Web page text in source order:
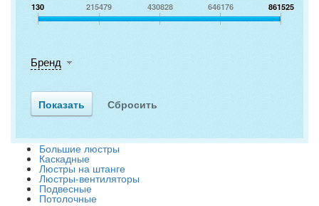
130 215479 430828 646176 861525
Бренд
Большие люстры
Каскадные
Люстры на штанге
Люстры-вентиляторы
Подвесные
Потолочные